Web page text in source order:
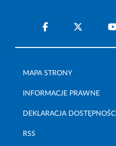
MAPA STRONY
INFORMACJE PRAWNE
DEKLARACJA DOSTĘPNOŚCI
RSS